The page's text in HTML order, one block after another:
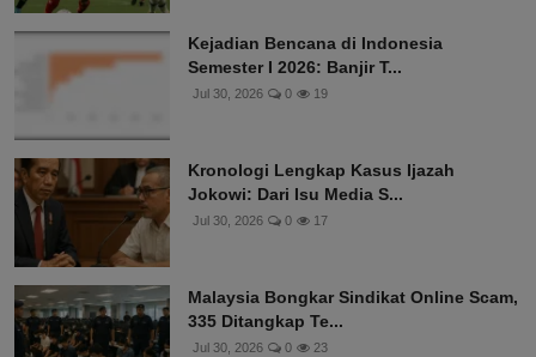
Kejadian Bencana di Indonesia
Semester I 2026: Banjir T...
Jul 30, 2026 0 19
Kronologi Lengkap Kasus Ijazah
Jokowi: Dari Isu Media S...
Jul 30, 2026 0 17
Malaysia Bongkar Sindikat Online Scam,
335 Ditangkap Te...
Jul 30, 2026 0 23